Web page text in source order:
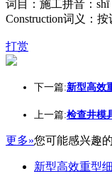
词目：施工拼音：shī
Construction词义：
打赏
下一篇:新型高效
上一篇:检查井模
更多»您可能感兴趣
新型高效重型